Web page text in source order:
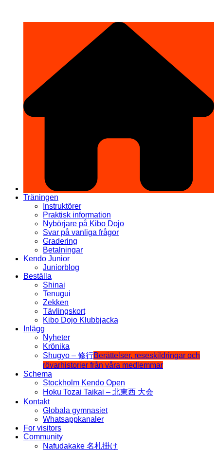
Träningen
Instruktörer
Praktisk information
Nybörjare på Kibo Dojo
Svar på vanliga frågor
Gradering
Betalningar
Kendo Junior
Juniorblog
Beställa
Shinai
Tenugui
Zekken
Tävlingskort
Kibo Dojo Klubbjacka
Inlägg
Nyheter
Krönika
Shugyo – 修行Berättelser, reseskildringar och
rövarhistorier från våra medlemmar
Schema
Stockholm Kendo Open
Hoku Tozai Taikai – 北東西 大会
Kontakt
Globala gymnasiet
Whatsappkanaler
For visitors
Community
Nafudakake 名札掛け